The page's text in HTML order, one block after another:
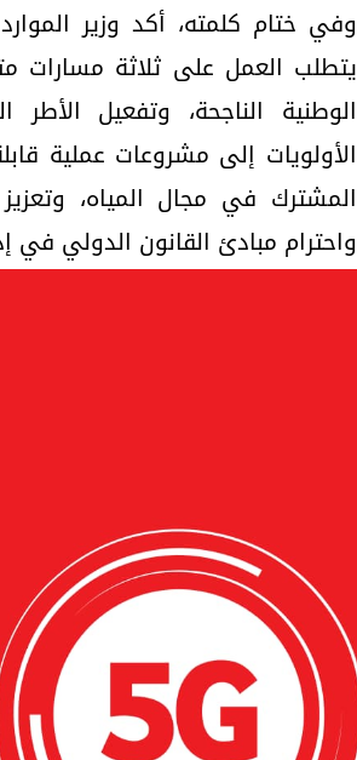
وفي ختام كلمته، أكد وزير
يتطلب العمل على ثلاثة مسارات
الوطنية الناجحة، وتفعيل الأطر
الأولويات إلى مشروعات عملية
المشترك في مجال المياه،
واحترام مبادئ القانون الدولي في